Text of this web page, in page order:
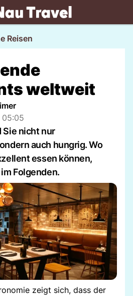
Reisen
weltweit
Sie nicht nur
auch hungrig. Wo
essen können,
Folgenden.
zeigt sich, dass der